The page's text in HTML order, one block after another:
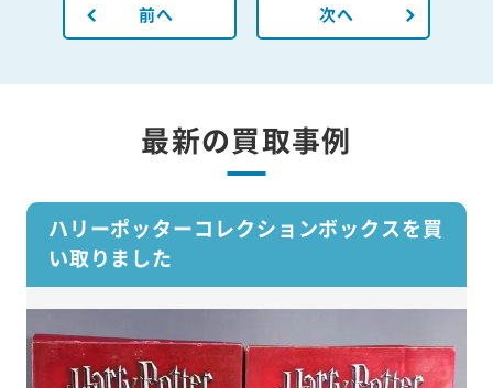
前へ 次へ
最新の買取事例
ハリーポッターコレクションボックスを買
い取りました